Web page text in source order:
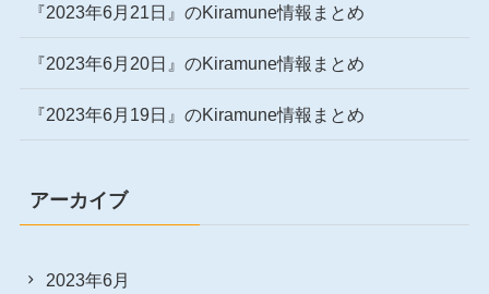
『2023年6月21日』のKiramune情報まとめ
『2023年6月20日』のKiramune情報まとめ
『2023年6月19日』のKiramune情報まとめ
アーカイブ
2023年6月